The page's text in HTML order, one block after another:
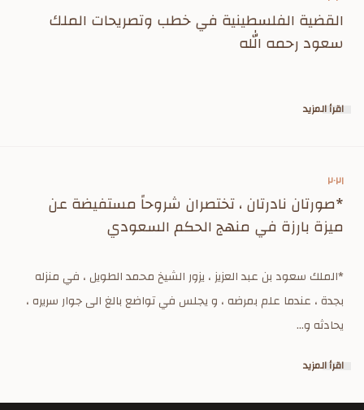
القضية الفلسطينية في خطب وتصريحات الملك
سعود رحمه الله
اقرأ المزيد
٢٠٢١
*صورتان نادرتان ، تختصران شروحاً مستفيضة عن
ميزة بارزة في منهج الحكم السعودي
*الملك سعود بن عبد العزيز ، يزور الشيخ محمد الطويل ، في منزله
بجدة ، عندما علم بمرضه ، و يجلس في تواضع بالغ الى جوار سريره ،
يحادثه و...
اقرأ المزيد